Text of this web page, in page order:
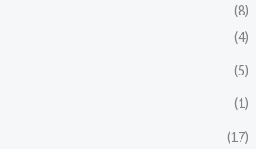
(8)
(4)
(5)
(1)
(17)